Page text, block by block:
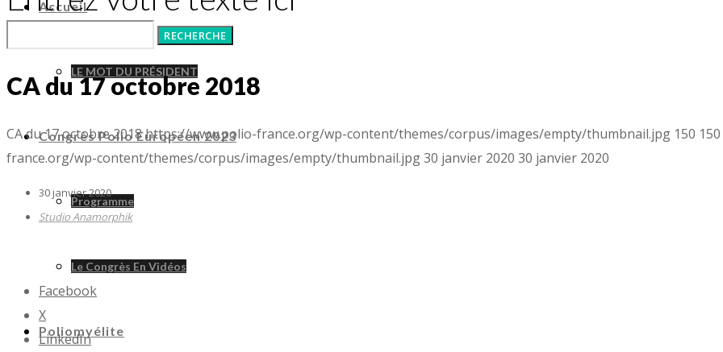
Accueil
LE MOT DU PRÉSIDENT
Congrès Polio Européen 2023
Programme
Le Congrès En Vidéos
Poliomyélite
CA du 17 octobre 2018
CA du 17 octobre 2018https://www.polio-france.org/wp-content/themes/corpus/images/empty/thumbnail.jpg 150 150
france.org/wp-content/themes/corpus/images/empty/thumbnail.jpg30 janvier 2020 30 janvier 2020
30 janvier 2020
Studio Anamorphik
Facebook
X
LinkedIn